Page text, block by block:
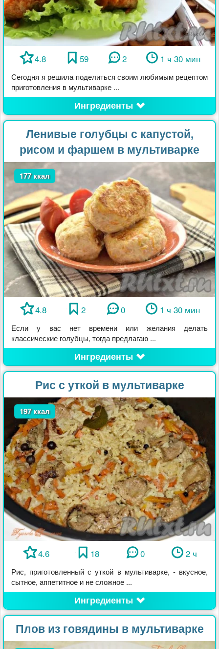
4.8 59 2 1 ч 30 мин
Сегодня я решила поделиться своим любимым рецептом
приготовления в мультиварке ...
Ингредиенты
Ленивые голубцы с капустой,
рисом и фаршем в мультиварке
177 ккал
4.8 2 0 1 ч 30 мин
Если у вас нет времени или желания делать
классические голубцы, тогда предлагаю ...
Ингредиенты
Рис с уткой в мультиварке
197 ккал
4.6 18 0 2 ч
Рис, приготовленный с уткой в мультиварке, - вкусное,
сытное, аппетитное и не сложное ...
Ингредиенты
Плов из говядины в мультиварке